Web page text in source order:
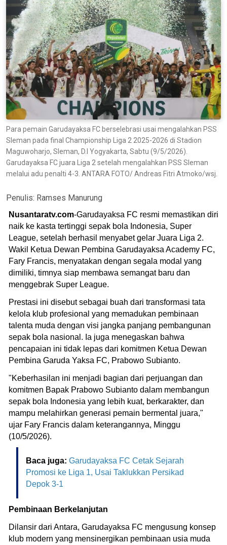
Para pemain Garudayaksa FC berselebrasi usai mengalahkan PSS
Sleman pada final Championship Liga 2 2025-2026 di Stadion
Maguwoharjo, Sleman, D.I Yogyakarta, Sabtu (9/5/2026).
Garudayaksa FC juara Liga 2 setelah mengalahkan PSS Sleman
melalui adu penalti 4-3. ANTARA FOTO/ Andreas Fitri Atmoko/wsj.
Penulis: Ramses Manurung
Nusantaratv.com-Garudayaksa FC resmi memastikan diri
naik ke kasta tertinggi sepak bola Indonesia, Super
League, setelah berhasil menyabet gelar Juara Liga 2.
Wakil Ketua Dewan Pembina Garudayaksa Academy FC,
Fary Francis, menyatakan dengan segala modal yang
dimiliki, timnya siap membawa semangat baru dan
menggebrak Super League.
Prestasi ini disebut sebagai buah dari transformasi tata
kelola klub profesional yang memadukan pembinaan
talenta muda dengan visi jangka panjang pembangunan
sepak bola nasional. Ia juga menegaskan bahwa
pencapaian ini tidak lepas dari komitmen Ketua Dewan
Pembina Garuda Yaksa FC, Prabowo Subianto.
"Keberhasilan ini menjadi bagian dari perjuangan dan
komitmen Bapak Prabowo Subianto dalam membangun
sepak bola Indonesia yang lebih kuat, berkarakter, dan
mampu melahirkan generasi pemain bermental juara,"
ujar Fary Francis dalam keterangannya, Minggu
(10/5/2026).
Baca juga: Garudayaksa FC Cetak Sejarah
Promosi ke Liga 1, Usai Taklukkan Persikad
Depok 3-1
Pembinaan Berkelanjutan
Dilansir dari Antara, Garudayaksa FC mengusung konsep
klub modern yang mensinergikan pembinaan usia muda